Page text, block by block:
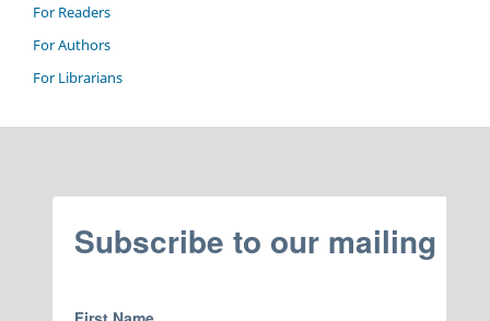
For Readers
For Authors
For Librarians